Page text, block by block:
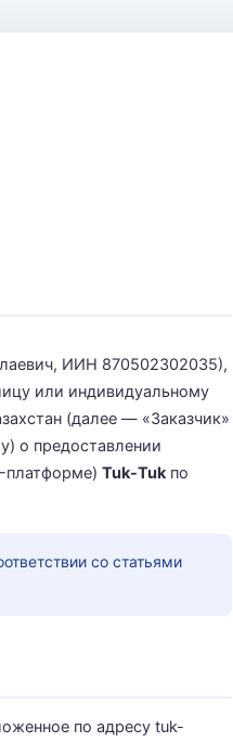
ИИН 870502302035),
или индивидуальному
(далее — «Заказчик»
о предоставлении
платформе) Tuk-Tuk по
со статьями
по адресу tuk-